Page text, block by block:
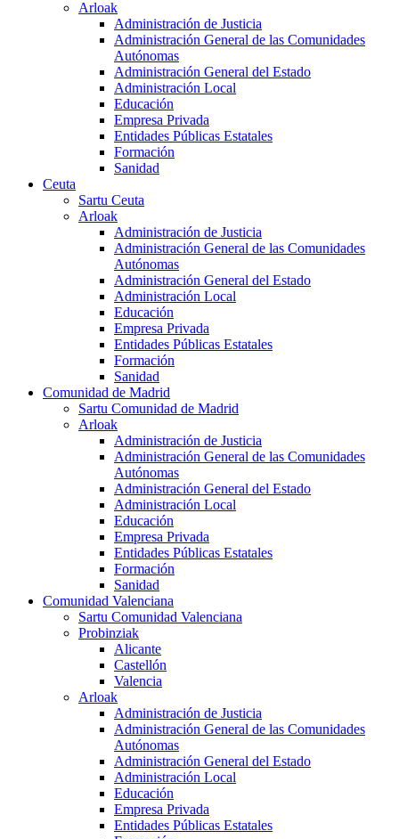
Arloak
Administración de Justicia
Administración General de las Comunidades
Autónomas
Administración General del Estado
Administración Local
Educación
Empresa Privada
Entidades Públicas Estatales
Formación
Sanidad
Ceuta
Sartu Ceuta
Arloak
Administración de Justicia
Administración General de las Comunidades
Autónomas
Administración General del Estado
Administración Local
Educación
Empresa Privada
Entidades Públicas Estatales
Formación
Sanidad
Comunidad de Madrid
Sartu Comunidad de Madrid
Arloak
Administración de Justicia
Administración General de las Comunidades
Autónomas
Administración General del Estado
Administración Local
Educación
Empresa Privada
Entidades Públicas Estatales
Formación
Sanidad
Comunidad Valenciana
Sartu Comunidad Valenciana
Probinziak
Alicante
Castellón
Valencia
Arloak
Administración de Justicia
Administración General de las Comunidades
Autónomas
Administración General del Estado
Administración Local
Educación
Empresa Privada
Entidades Públicas Estatales